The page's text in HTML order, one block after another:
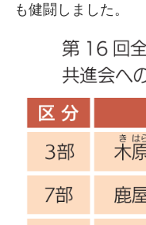
も健闘しました。